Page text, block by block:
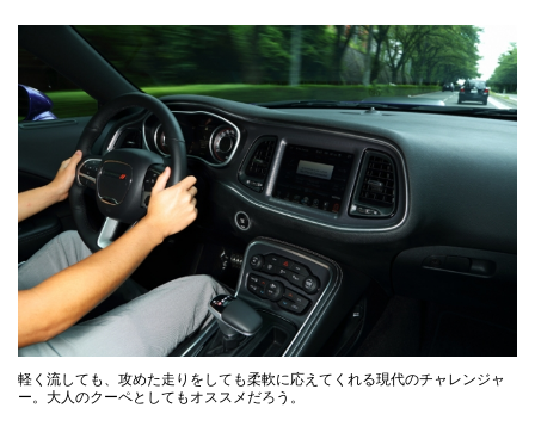
軽く流しても、攻めた走りをしても柔軟に応えてくれる現代のチャレンジャ
ー。大人のクーペとしてもオススメだろう。